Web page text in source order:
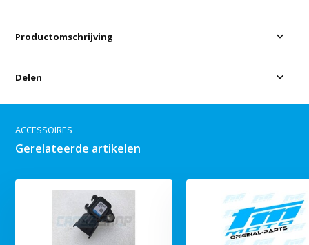
Productomschrijving
Delen
ACCESSOIRES
Gerelateerde artikelen